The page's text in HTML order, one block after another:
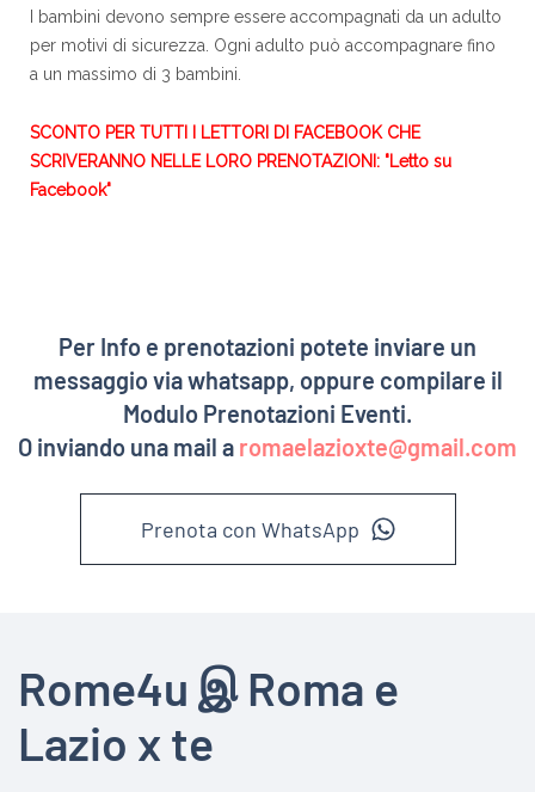
I bambini devono sempre essere accompagnati da un adulto
per motivi di sicurezza. Ogni adulto può accompagnare fino
a un massimo di 3 bambini.
SCONTO PER TUTTI I LETTORI DI FACEBOOK CHE
SCRIVERANNO NELLE LORO PRENOTAZIONI: "Letto su
Facebook"
Per Info e prenotazioni potete inviare un
messaggio via whatsapp, oppure compilare il
Modulo Prenotazioni Eventi.
O inviando una mail a romaelazioxte@gmail.com
Prenota con WhatsApp
Rome4u இ Roma e
Lazio x te